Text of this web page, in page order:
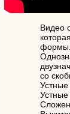
Видео
со
Устные